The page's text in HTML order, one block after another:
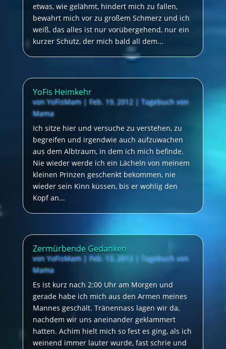
etwas, wie gelähmt, hindert mich zu fallen,
bewahrt mich vor zu großem Schmerz und ich
weiß, das alles ist nur vorübergehend, nur ein
kurzer Schutz, der mich bald all dem...
YoFis Heimkehr
vonYoFisMam|Feb. 19, 2012| Tagebuch von
Mama
Ich sitze hier und versuche zu verstehen, zu
begreifen und irgendwie auch aufzuwachen
aus dem Albtraum, in dem ich mich befinde.
Nie wieder werde ich ein Lächeln von meinem
kleinen Prinzen geschenkt bekommen, nie
wieder sein Kinn küssen, bis er wohlig den
Kopf an...
Zermürbende Gedanken
von YoFisMam|Feb. 13, 2012| Tagebuch von
Mama
Es ist kurz nach 2:00 Uhr am Morgen und
gerade habe ich mich aus den Armen meines
Mannes geschält. Tränennass lagen wir da,
nachdem wir uns aneinander geklammert
hatten. Achim hielt mich so fest es ging, als ich
weinend immer lauter wurde, fast schrie und